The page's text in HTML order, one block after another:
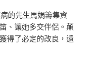
的先生馬娟籌集資
、讓她多交伴侶。顛
得了必定的改良，還